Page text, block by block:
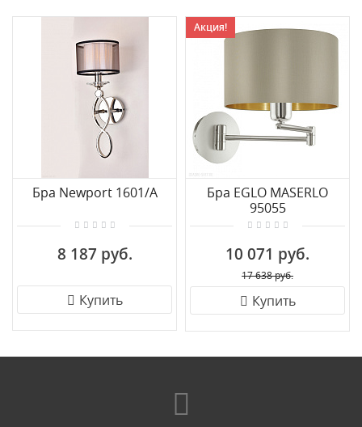
Бра Newport 1601/A
8 187 руб.
Купить
Акция!
Бра EGLO MASERLO
95055
10 071 руб.
17 638 руб.
Купить